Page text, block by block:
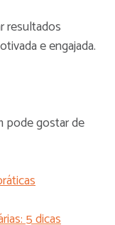
resultados
e engajada.
pode gostar de
5 dicas